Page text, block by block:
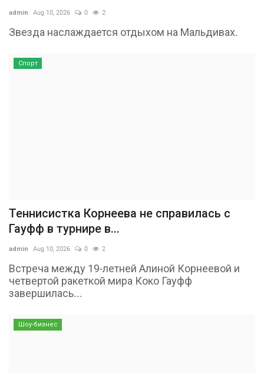
admin Aug 10, 2026 0 2
Звезда наслаждается отдыхом на Мальдивах.
Спорт
Теннисистка Корнеева не справилась с
Гауфф в турнире в...
admin Aug 10, 2026 0 2
Встреча между 19-летней Алиной Корнеевой и
четвертой ракеткой мира Коко Гауфф
завершилась...
Шоу-бизнес